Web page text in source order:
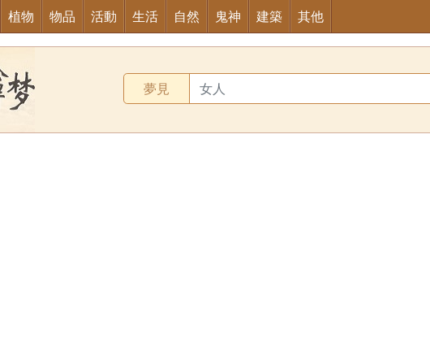
植物 物品 活動 生活 自然 鬼神 建築 其他
夢見